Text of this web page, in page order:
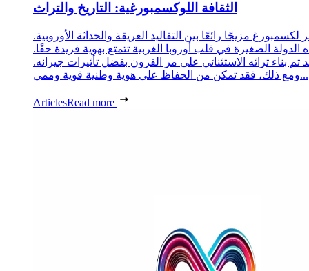
الثقافة اللوكسمبورغية: التاريخ والتراث
لكسمبورغ مزيجًا رائعًا بين التقاليد العريقة والحداثة الأوروبية.
الدولة الصغيرة في قلب أوروبا الغربية تتمتع بهوية فريدة حقًا.
تم بناء تراثه الاستثنائي على مر القرون بفضل تأثيرات جيرانه.
ومع ذلك، فقد تمكن من الحفاظ على هوية وطنية قوية وممي...
ArticlesRead more